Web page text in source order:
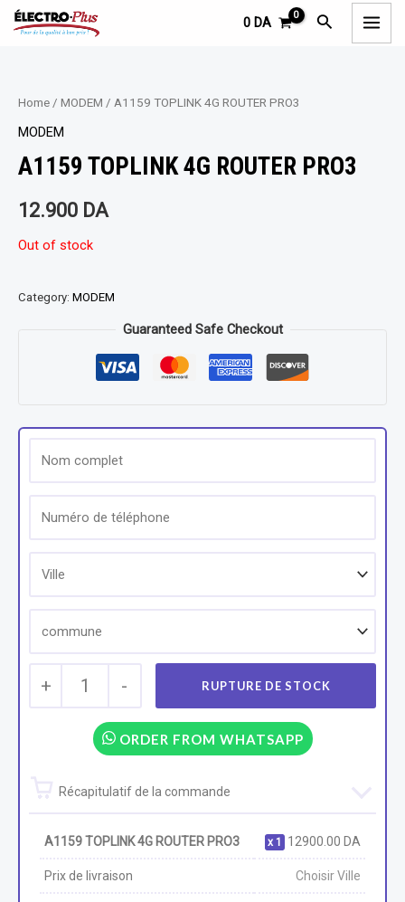
Aller
0 DA Rechercher
Home / MODEM / A1159 TOPLINK 4G ROUTER PRO3
MODEM
A1159 TOPLINK 4G ROUTER PRO3
12.900 DA
Out of stock
Category: MODEM
Guaranteed Safe Checkout
+ 1 -
ORDER FROM WHATSAPP
Récapitulatif de la commande
A1159 TOPLINK 4G ROUTER PRO3 1 12900.00 DA
Prix de livraison Choisir Ville